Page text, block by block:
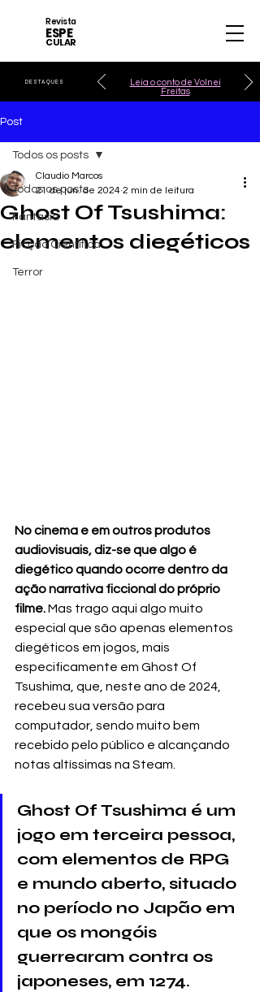
Revista
ESPE
CULAR
DESTAQUES
Leia o conto de Volnei
Freitas
Post
Todos os posts
Fantasia
Ficção Científica
Terror
Todos os posts
Ghost Of Tsushima:
elementos diegéticos
Claudio Marcos
21 de jun. de 2024 2 min de leitura
No cinema e em outros produtos
audiovisuais, diz-se que algo é
diegético quando ocorre dentro da
ação narrativa ficcional do próprio
filme. Mas trago aqui algo muito
especial que são apenas elementos
diegéticos em jogos, mais
especificamente em Ghost Of
Tsushima, que, neste ano de 2024,
recebeu sua versão para
computador, sendo muito bem
recebido pelo público e alcançando
notas altíssimas na Steam.
Ghost Of Tsushima é um
jogo em terceira pessoa,
com elementos de RPG
e mundo aberto, situado
no período no Japão em
que os mongóis
guerrearam contra os
japoneses, em 1274.